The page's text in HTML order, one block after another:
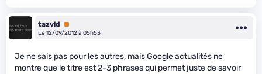
tazvld
Premium
Le 12/09/2012 à 05h53
Je ne sais pas pour les autres, mais Google actualités ne
montre que le titre est 2-3 phrases qui permet juste de savoir